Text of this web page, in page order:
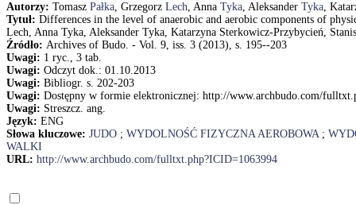
Autorzy: Tomasz Pałka, Grzegorz Lech, Anna Tyka, Aleksander Tyka,
Tytuł: Differences in the level of anaerobic and aerobic components of
Lech, Anna Tyka, Aleksander Tyka, Katarzyna Sterkowicz-Przybycień,
Źródło: Archives of Budo. - Vol. 9, iss. 3 (2013), s. 195--203
Uwagi: 1 ryc., 3 tab.
Uwagi: Odczyt dok.: 01.10.2013
Uwagi: Bibliogr. s. 202-203
Uwagi: Dostępny w formie elektronicznej: http://www.archbudo.com/
Uwagi: Streszcz. ang.
Język: ENG
Słowa kluczowe: JUDO ; WYDOLNOŚĆ FIZYCZNA AEROBOWA;
WALKI
URL: http://www.archbudo.com/fulltxt.php?ICID=1063994